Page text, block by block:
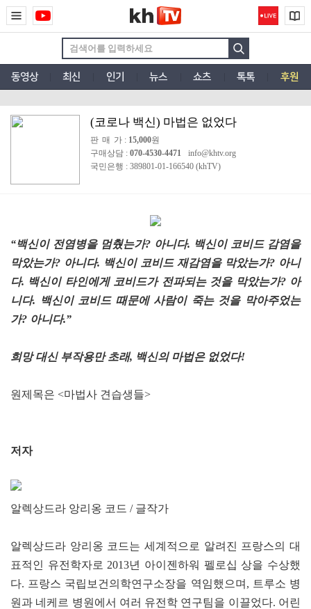
동영상 최신 인기 뉴스 쇼츠 톡톡 후원
(코로나 백신) 마법은 없었다
판매 가 : 15,000원
구매상담 : 070-4530-4471
info@khtv.org
국민은행 : 389801-01-166540 (khTV)
“백신이 전염병을 멈췄는가? 아니다. 백신이 코비드 감염을
막았는가? 아니다. 백신이 코비드 재감염을 막았는가? 아니
다. 백신이 타인에게 코비드가 전파되는 것을 막았는가? 아
니다. 백신이 코비드 때문에 사람이 죽는 것을 막아주었는
가? 아니다.”
희망 대신 부작용만 초래, 백신의 마법은 없었다!
원제목은 <마법사 견습생들>
저자
알렉상드라 앙리옹 코드 / 글작가
알렉상드라 앙리옹 코드는 세계적으로 알려진 프랑스의 대
표적인 유전학자로 2013년 아이젠하워 펠로십 상을 수상했
다. 프랑스 국립보건의학연구소장을 역임했으며, 트루소 병
원과 네케르 병원에서 여러 유전학 연구팀을 이끌었다. 어린